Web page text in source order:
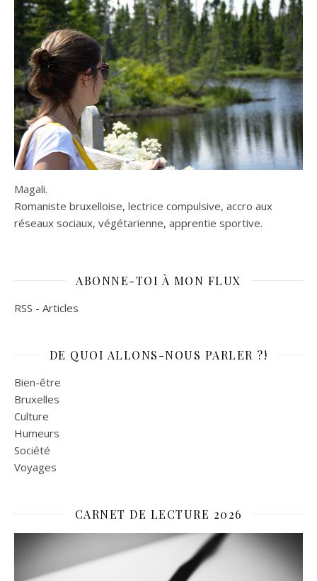
Magali.
Romaniste bruxelloise, lectrice compulsive, accro aux
réseaux sociaux, végétarienne, apprentie sportive.
ABONNE-TOI À MON FLUX
RSS - Articles
DE QUOI ALLONS-NOUS PARLER ?!
Bien-être
Bruxelles
Culture
Humeurs
Société
Voyages
CARNET DE LECTURE 2026